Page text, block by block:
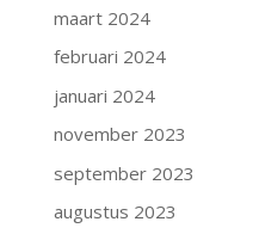
maart 2024
februari 2024
januari 2024
november 2023
september 2023
augustus 2023